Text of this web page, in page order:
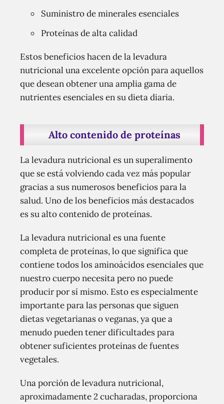
Suministro de minerales esenciales
Proteínas de alta calidad
Estos beneficios hacen de la levadura
nutricional una excelente opción para aquellos
que desean obtener una amplia gama de
nutrientes esenciales en su dieta diaria.
Alto contenido de proteínas
La levadura nutricional es un superalimento
que se está volviendo cada vez más popular
gracias a sus numerosos beneficios para la
salud. Uno de los beneficios más destacados
es su alto contenido de proteínas.
La levadura nutricional es una fuente
completa de proteínas, lo que significa que
contiene todos los aminoácidos esenciales que
nuestro cuerpo necesita pero no puede
producir por sí mismo. Esto es especialmente
importante para las personas que siguen
dietas vegetarianas o veganas, ya que a
menudo pueden tener dificultades para
obtener suficientes proteínas de fuentes
vegetales.
Una porción de levadura nutricional,
aproximadamente 2 cucharadas, proporciona